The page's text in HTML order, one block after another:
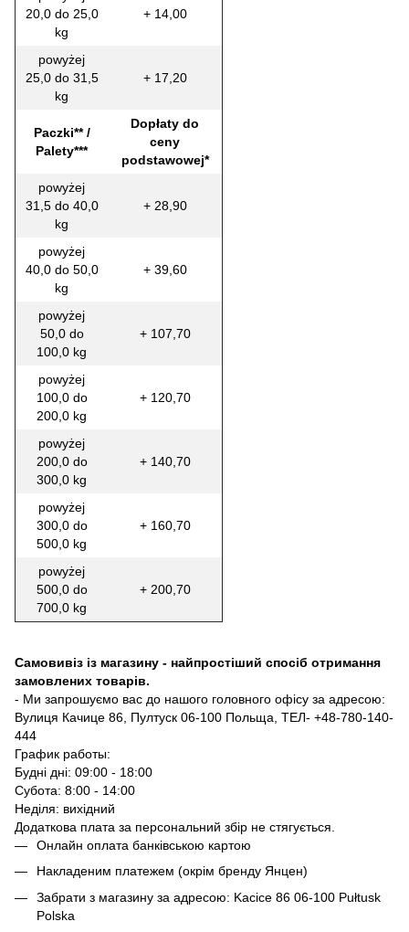
20,0 do 25,0
kg
+ 14,00
powyżej
25,0 do 31,5
kg
+ 17,20
Paczki** /
Palety***
Dopłaty do
ceny
podstawowej*
powyżej
31,5 do 40,0
kg
+ 28,90
powyżej
40,0 do 50,0
kg
+ 39,60
powyżej
50,0 do
100,0 kg
+ 107,70
powyżej
100,0 do
200,0 kg
+ 120,70
powyżej
200,0 do
300,0 kg
+ 140,70
powyżej
300,0 do
500,0 kg
+ 160,70
powyżej
500,0 do
700,0 kg
+ 200,70
Самовивіз із магазину - найпростіший спосіб отримання
замовлених товарів.
- Ми запрошуємо вас до нашого головного офісу за адресою:
Вулиця Качице 86, Пултуск 06-100 Польща, ТЕЛ- +48-780-140-
444
График работы:
Будні дні: 09:00 - 18:00
Субота: 8:00 - 14:00
Неділя: вихідний
Додаткова плата за персональний збір не стягується.
Онлайн оплата банківською картою
Накладеним платежем (окрім бренду Янцен)
Забрати з магазину за адресою: Kacice 86 06-100 Pułtusk
Polska